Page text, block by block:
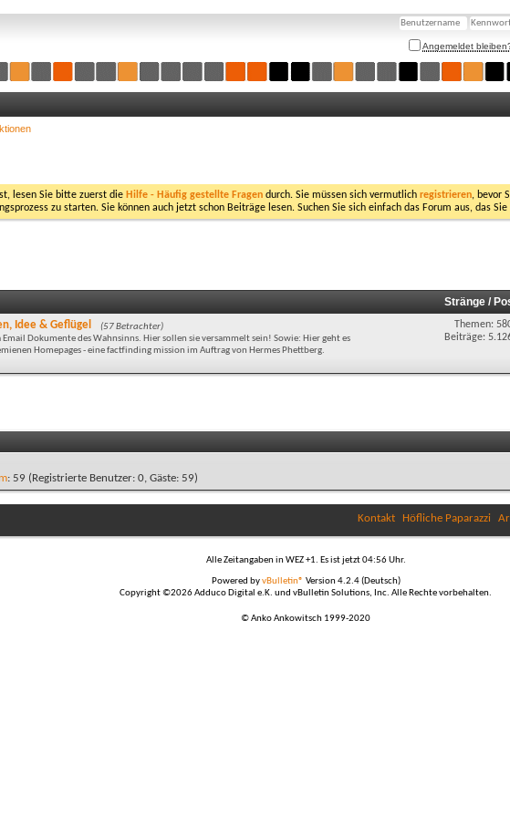
Angemeldet
lesen Sie bitte zuerst die Hilfe - Häufig gestellte Fragen durch. Sie müssen sich vermutlich registrieren, bevor
zu starten. Sie können auch jetzt schon Beiträge lesen. Suchen Sie sich einfach das Forum aus, das
Stränge /
Idee & Geflügel
(57 Betrachter)
Email Dokumente des Wahnsinns. Hier sollen sie versammelt sein! Sowie: Hier geht es
Homepages - eine factfinding mission im Auftrag von Hermes Phettberg.
Themen:
Beiträge:
: 59 (Registrierte Benutzer: 0, Gäste: 59)
Kontakt Höfliche Paparazzi
Alle Zeitangaben in WEZ +1. Es ist jetzt04:56Uhr.
Powered byvBulletin® Version 4.2.4 (Deutsch)
Copyright ©2026 Adduco Digital e.K. und vBulletin Solutions, Inc. Alle Rechte vorbehalten.
© Anko Ankowitsch 1999-2020